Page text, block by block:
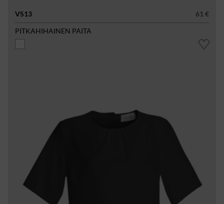
VS13
61 €
PITKAHIHAINEN PAITA